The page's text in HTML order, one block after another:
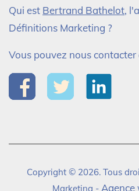
Qui est Bertrand Bathelot,
Définitions Marketing ?
Vous pouvez nous contacter
Copyright © 2026. Tous
Marketing -